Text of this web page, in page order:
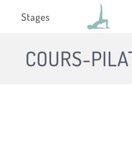
Stages
COURS-